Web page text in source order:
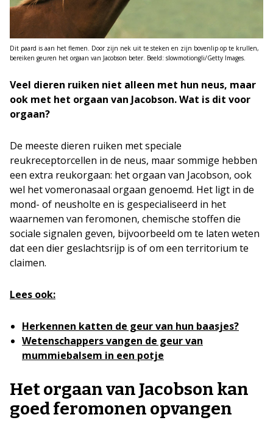
Dit paard is aan het flemen. Door zijn nek uit te steken en zijn bovenlip op te krullen,
bereiken geuren het orgaan van Jacobson beter. Beeld: slowmotiongli/Getty Images.
Veel dieren ruiken niet alleen met hun neus, maar
ook met het orgaan van Jacobson. Wat is dit voor
orgaan?
De meeste dieren ruiken met speciale
reukreceptorcellen in de neus, maar sommige hebben
een extra reukorgaan: het orgaan van Jacobson, ook
wel het vomeronasaal orgaan genoemd. Het ligt in de
mond- of neusholte en is gespecialiseerd in het
waarnemen van feromonen, chemische stoffen die
sociale signalen geven, bijvoorbeeld om te laten weten
dat een dier geslachtsrijp is of om een territorium te
claimen.
Lees ook:
Herkennen katten de geur van hun baasjes?
Wetenschappers vangen de geur van
mummiebalsem in een potje
Het orgaan van Jacobson kan
goed feromonen opvangen